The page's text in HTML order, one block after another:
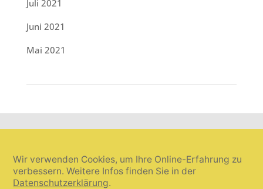
Juli 2021
Juni 2021
Mai 2021
Wir verwenden Cookies, um Ihre Online-Erfahrung zu
verbessern. Weitere Infos finden Sie in der
Datenschutzerklärung.